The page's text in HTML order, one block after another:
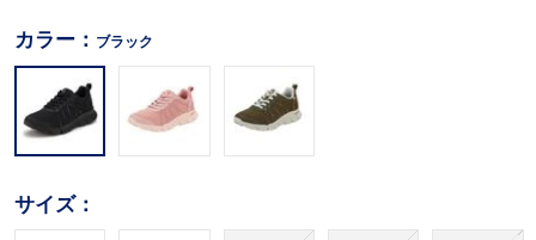
カラー： ブラック
サイズ：